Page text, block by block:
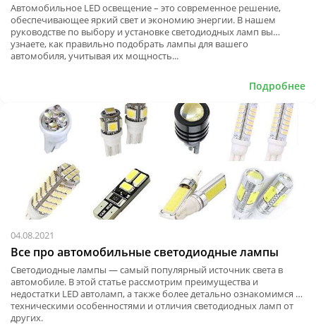
Автомобильное LED освещение – это современное решение,
обеспечивающее яркий свет и экономию энергии. В нашем
руководстве по выбору и установке светодиодных ламп вы
узнаете, как правильно подобрать лампы для вашего
автомобиля, учитывая их мощность...
Подробнее
04.08.2021
Все про автомобильные светодиодные лампы
Светодиодные лампы — самый популярный источник света в
автомобиле. В этой статье рассмотрим преимущества и
недостатки LED автоламп, а также более детально ознакомимся с
техническими особенностями и отличия светодиодных ламп от
других.